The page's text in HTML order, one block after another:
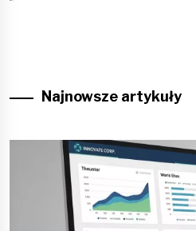
Najnowsze artykuły